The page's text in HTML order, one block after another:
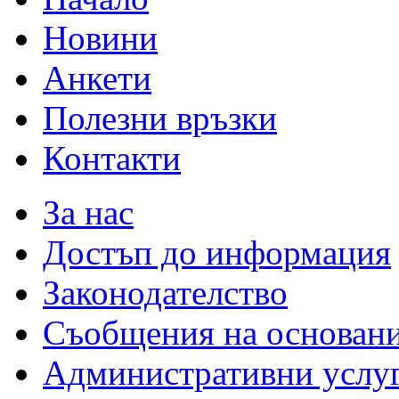
Новини
Анкети
Полезни връзки
Контакти
За нас
Достъп до информация
Законодателство
Съобщения на
Административни